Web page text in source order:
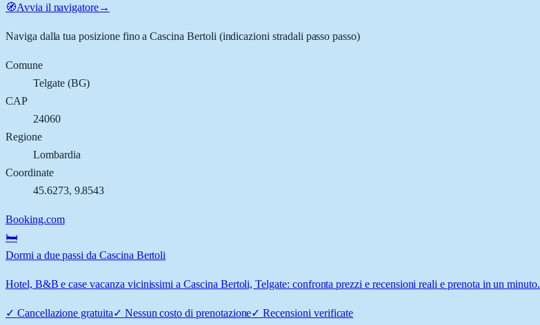
🧭Avvia il navigatore→
Naviga dalla tua posizione fino aCascina Bertoli (indicazioni stradali passo passo)
Comune
Telgate(BG)
CAP
24060
Regione
Lombardia
Coordinate
45.6273, 9.8543
Booking.com
🛏️
Dormi a due passi da Cascina Bertoli
Hotel, B&B e case vacanza vicinissimi a Cascina Bertoli, Telgate: confronta prezzi e recensioni reali e prenota in un minuto.
✓ Cancellazione gratuita✓ Nessun costo di prenotazione✓Recensioni verificate